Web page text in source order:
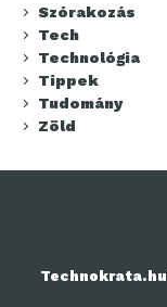
Szórakozás
Tech
Technológia
Tippek
Tudomány
Zöld
Technokrata.hu